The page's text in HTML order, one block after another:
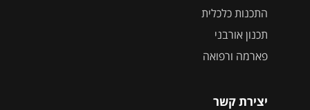
התכנות כלכלית
תכנון אורבני
פארמה ורפואה
יצירת קשר